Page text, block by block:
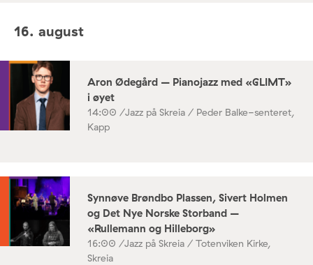
16. august
Aron Ødegård – Pianojazz med «GLIMT»
i øyet
14:00 /Jazz på Skreia / Peder Balke-senteret,
Kapp
Synnøve Brøndbo Plassen, Sivert Holmen
og Det Nye Norske Storband –
«Rullemann og Hilleborg»
16:00 /Jazz på Skreia / Totenviken Kirke,
Skreia